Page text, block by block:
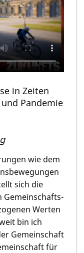
in Zeiten
Pandemie
wie dem
sich die
Gemeinschafts-
Werten
bin ich
Gemeinschaft
für